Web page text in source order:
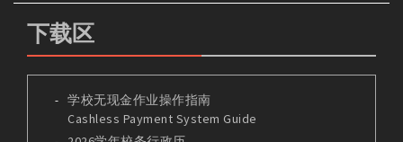
下载区
学校无现金作业操作指南
Cashless Payment System Guide